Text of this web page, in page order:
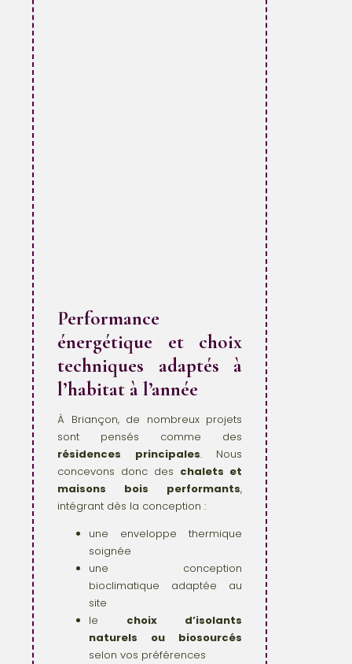
Performance
énergétique et choix
techniques adaptés à
l’habitat à l’année
À Briançon, de nombreux projets
sont pensés comme des
résidences principales. Nous
concevons donc des chalets et
maisons bois performants,
intégrant dès la conception :
une enveloppe thermique
soignée
une conception
bioclimatique adaptée au
site
le choix d’isolants
naturels ou biosourcés
selon vos préférences